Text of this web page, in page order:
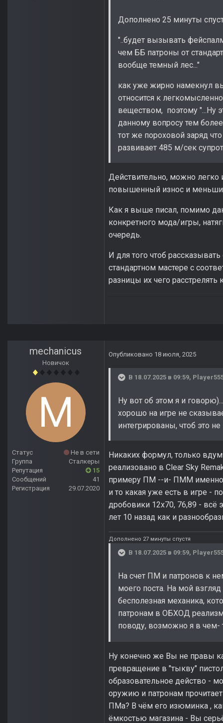
Дополнено 25 минуты
"..будет вызывать
чем ББ патроны от
вообще темный лес..."
как уже жирно намекнул
относится к
веществом, поэтому "...Ну
данному вопросу тем
тот же пороховой заряд
развивает 485 м/сек
Действительно, можно легко
повышенный износ и
Как я выше писал, помимо
конкретного мода/игры,
очередь.
И для того чтоб
стандартном мастере с
разницы их чего
mechanicus
Новичок
Статус
Не в сети
Группа
Сталкеры
Репутация
15
Сообщений
41
Регистрация
29.07.2020
Опубликовано 18 июля, 2025
В 18.07.2025 в 09:59,
Ну вот об этом я и
хорошо на игре не
интегрированы, чтоб это
Никаких формул, только
реализовано в Clear Sky
примеру ПМ --и- ПММ именно
и то какая уже есть в игре -
дробовики 12х70, 76,89 -
лет 10 назад как и
Дополнено 27 минуты спустя
В 18.07.2025 в 09:59,
На счет ПМ и патронов к
моего поста. На мой
бесполезная механика,
патронам в ОБХОД
поводу, возможно я в чем-
Ну конечно же Вы не правы
превращение в "тыкву"
образовательное действо -
оружию и патронам
ПМа? В чём его изюминка ,
ёмкостью магазина - Вы